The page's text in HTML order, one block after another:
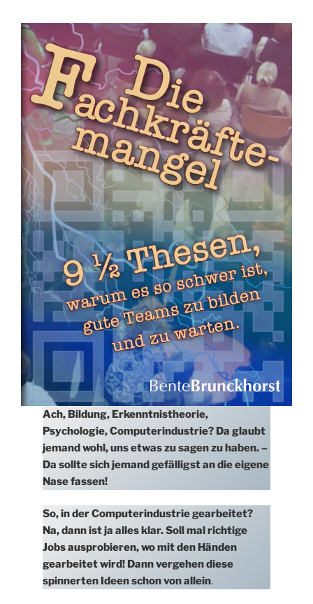
Ach, Bildung, Erkenntnistheorie,
Psychologie, Computerindustrie? Da glaubt
jemand wohl, uns etwas zu sagen zu haben. –
Da sollte sich jemand gefälligst an die eigene
Nase fassen!
So, in der Computerindustrie gearbeitet?
Na, dann ist ja alles klar. Soll mal richtige
Jobs ausprobieren, wo mit den Händen
gearbeitet wird! Dann vergehen diese
spinnerten Ideen schon von allein.